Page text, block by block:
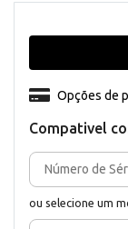
Compativel
ou selecione um
Opções de